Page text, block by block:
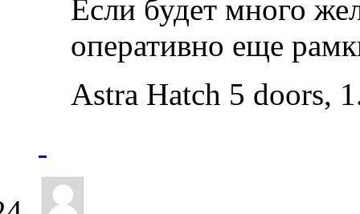
Если будет много
оперативно еще
Astra Hatch 5 doors,